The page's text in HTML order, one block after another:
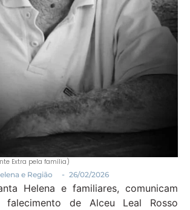
Extra pela família)
e Região - 26/02/2026
Helena e familiares, comunicam
de Alceu Leal Rosso